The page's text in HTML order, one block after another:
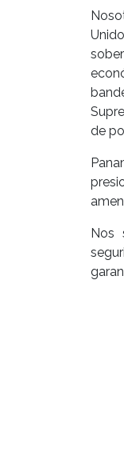
de
Nos